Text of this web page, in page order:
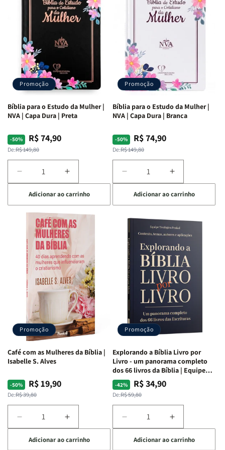
Ribeiro
Ribeiro
Promoção
Bíblia para o Estudo da Mulher |
NVA | Capa Dura | Preta
-50%
Preço
normal
De:R$ 149,80
Preço
promocional
R$ 74,90
Diminuir
a
quantidade
de
Bíblia
para
Estudo
da
Mulher
NVA
Capa
Dura
|
Preta
Aumentar
a
quantidade
de
Bíblia
para
o
Estudo
da
Mulher
|
NVA
|
Capa
Dura
|
Adicionar ao carrinho
Promoção
Bíblia para o Estudo da Mulher |
NVA | Capa Dura | Branca
-50%
Preço
normal
De:R$ 149,80
Preço
promocional
R$ 74,90
Diminuir
a
quantidade
de
Bíblia
o
Estudo
da
Mulher
NVA
Capa
Dura
|
Aumentar
a
quantidade
de
Bíblia
para
o
Estudo
Mulher
|
NVA
|
Capa
Dura
|
Adicionar ao carrinho
Promoção
Café com as Mulheres da Bíblia |
Isabelle S. Alves
-50%
Preço
normal
De:R$ 39,80
Preço
promocional
R$ 19,90
Diminuir
a
quantidade
Aumentar
a
quantidade
Adicionar ao carrinho
Promoção
Explorando a Bíblia Livro por
Livro - um panorama completo
dos 66 livros da Bíblia | Equipe
teológica Penkal
-42%
Preço
normal
De:R$ 59,80
Preço
promocional
R$ 34,90
Diminuir
a
quantidade
Aumentar
a
quantidade
Adicionar ao carrinho